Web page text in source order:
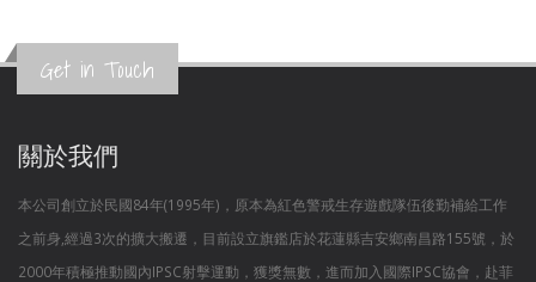
Get in Touch
關於我們
本公司創立於民國84年(1995年)，原本為紅色警戒生存遊戲隊伍後勤補給工作
之前身,經過3次的擴大搬遷，目前設立旗鑑店於花蓮縣吉安鄉南昌路155號，於
2000年積極推動國內IPSC射擊運動，獲獎無數，進而加入國際IPSC協會，赴菲